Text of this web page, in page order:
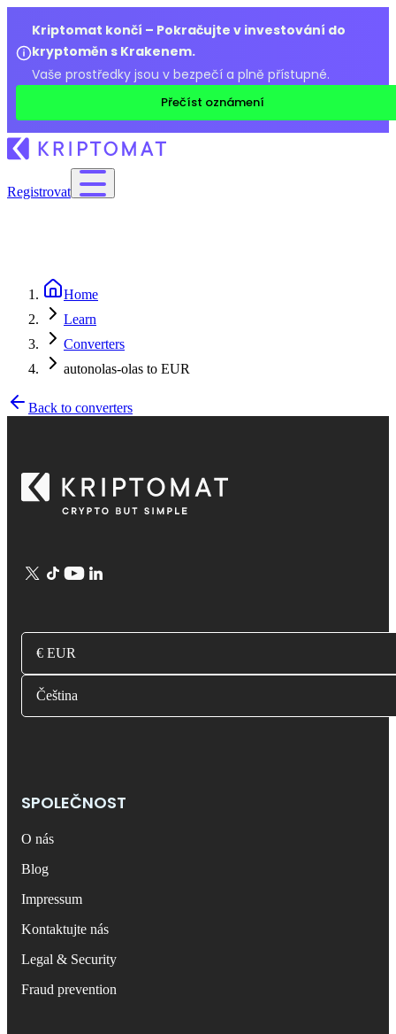
Kriptomat končí – Pokračujte v investování do
kryptoměn s Krakenem.
Vaše prostředky jsou v bezpečí a plně přístupné.
Přečíst oznámení
Registrovat
Home
Learn
Converters
autonolas-olas to EUR
Back to converters
€ EUR
Čeština
SPOLEČNOST
O nás
Blog
Impressum
Kontaktujte nás
Legal & Security
Fraud prevention